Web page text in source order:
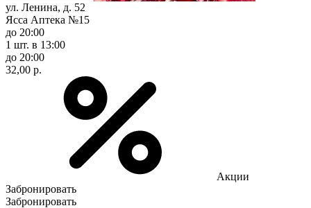
ул. Ленина, д. 52
Ясса Аптека №15
до 20:00
1 шт. в 13:00
до 20:00
32,00 р.
Акции
Забронировать
Забронировать